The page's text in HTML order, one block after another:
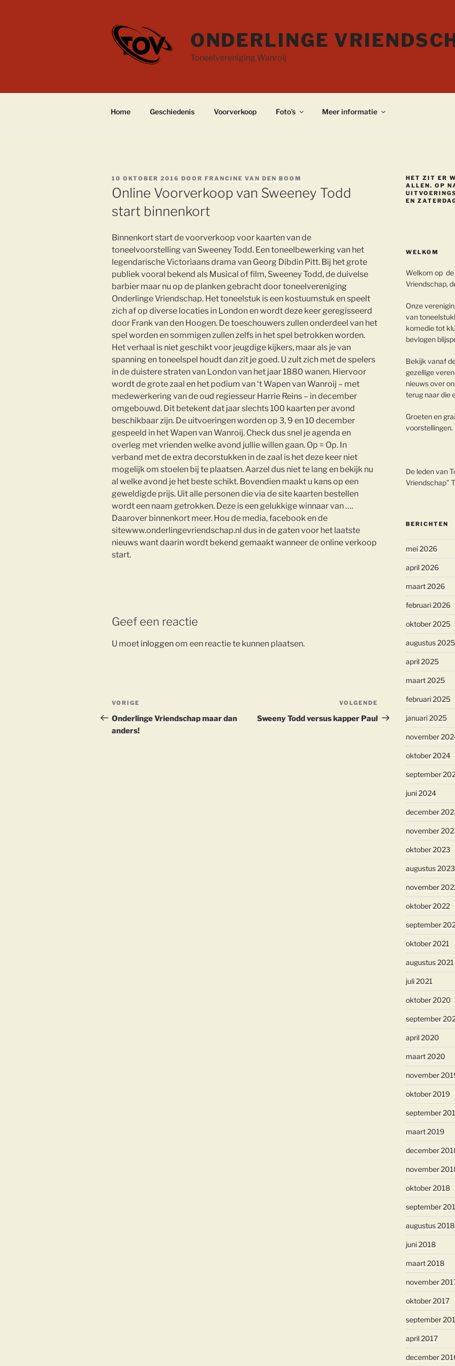
ONDERLINGE
Toneelvereniging Wanroij
Home Geschiedenis Voorverkoop Foto’s Meer informatie
GEPLAATST
OP
10 OKTOBER 2016 DOOR FRANCINE VAN DEN BOOM
Online Voorverkoop van Sweeney Todd
start binnenkort
Binnenkort start de voorverkoop voor kaarten van de
toneelvoorstelling van Sweeney Todd. Een toneelbewerking van het
legendarische Victoriaans drama van Georg Dibdin Pitt. Bij het grote
publiek vooral bekend als Musical of film, Sweeney Todd, de duivelse
barbier maar nu op de planken gebracht door toneelvereniging
Onderlinge Vriendschap. Het toneelstuk is een kostuumstuk en speelt
zich af op diverse locaties in London en wordt deze keer geregisseerd
door Frank van den Hoogen. De toeschouwers zullen onderdeel van het
spel worden en sommigen zullen zelfs in het spel betrokken worden.
Het verhaal is niet geschikt voor jeugdige kijkers, maar als je van
spanning en toneelspel houdt dan zit je goed. U zult zich met de spelers
in de duistere straten van London van het jaar 1880 wanen. Hiervoor
wordt de grote zaal en het podium van ‘t Wapen van Wanroij – met
medewerkering van de oud regiesseur Harrie Reins – in december
omgebouwd. Dit betekent dat jaar slechts 100 kaarten per avond
beschikbaar zijn. De uitvoeringen worden op 3, 9 en 10 december
gespeeld in het Wapen van Wanroij. Check dus snel je agenda en
overleg met vrienden welke avond jullie willen gaan. Op = Op. In
verband met de extra decorstukken in de zaal is het deze keer niet
mogelijk om stoelen bij te plaatsen. Aarzel dus niet te lang en bekijk nu
al welke avond je het beste schikt. Bovendien maakt u kans op een
geweldigde prijs. Uit alle personen die via de site kaarten bestellen
wordt een naam getrokken. Deze is een gelukkige winnaar van ….
Daarover binnenkort meer. Hou de media, facebook en de
sitewww.onderlingevriendschap.nl dus in de gaten voor het laatste
nieuws want daarin wordt bekend gemaakt wanneer de online verkoop
start.
Geef een reactie
U moet inloggenom een reactie te kunnen plaatsen.
Berichtnavigatie
Vorig
bericht
VORIGE
Onderlinge Vriendschap maar dan
anders!
Volgend
bericht
VOLGENDE
Sweeny Todd versus kapper Paul
HET ZIT ER
ALLEN. OP
EN
WELKOM
Welkom op
Vriendschap,
Onze
van
komedie tot
bevlogen
Bekijk vanaf
gezellige
nieuws over
terug naar die
Groeten en
voorstellingen.
De leden van
Vriendschap”
BERICHTEN
mei 2026
april 2026
maart 2026
februari 2026
oktober 2025
augustus 2025
april 2025
maart 2025
februari 2025
januari 2025
november
oktober 2024
september
juni 2024
december
november
oktober 2023
augustus 2023
november
oktober 2022
september
oktober 2021
augustus 2021
juli 2021
oktober 2020
september
april 2020
maart 2020
november
oktober 2019
september
maart 2019
december
november
oktober 2018
september
augustus 2018
juni 2018
maart 2018
november
oktober 2017
september
april 2017
december